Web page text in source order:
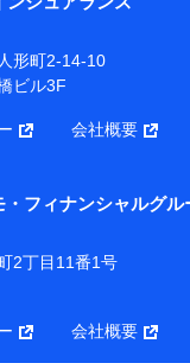
会社NTTドコモ・フィ
険関連サービスにおけ
ため
会社NTTドコモ・フィ
の他に関する情報を提
託業務遂行のため、ま
たは株式会社NTTドコ
び提携会社のサービス
取得したサービス利用
購買履歴、ご契約内容
、お客さまの趣味・嗜
等に関するご提案や広
）
形町2-14-10
ビル3F
会社概要
フィナンシャルグル
2丁目11番1号
会社概要